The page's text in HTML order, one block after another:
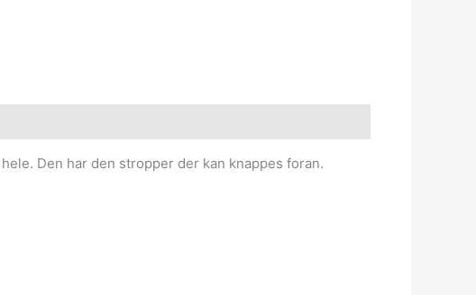
Den har den stropper der kan knappes foran.